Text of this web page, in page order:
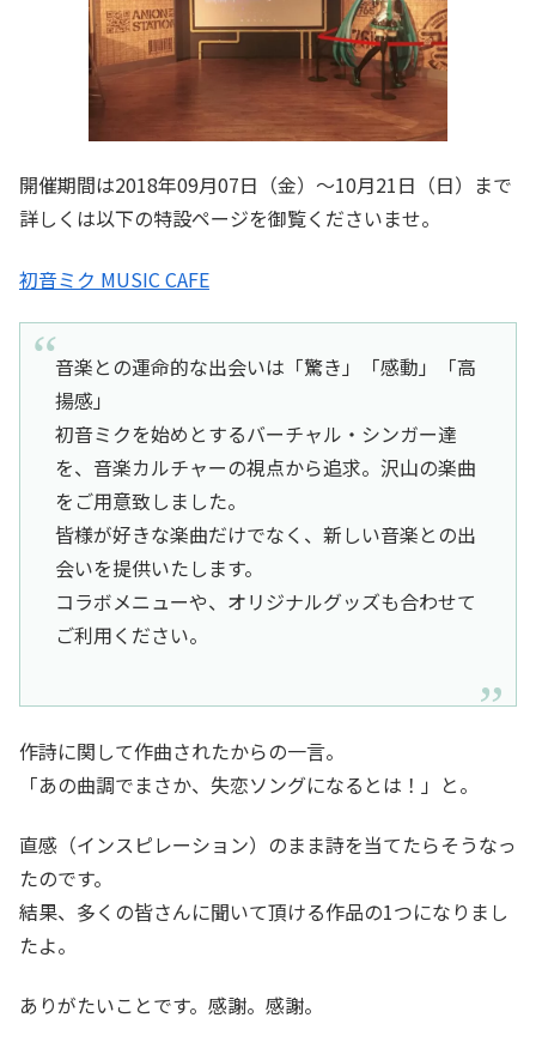
開催期間は2018年09月07日（金）～10月21日（日）まで
詳しくは以下の特設ページを御覧くださいませ。
初音ミク MUSIC CAFE
音楽との運命的な出会いは「驚き」「感動」「高
揚感」
初音ミクを始めとするバーチャル・シンガー達
を、音楽カルチャーの視点から追求。沢山の楽曲
をご用意致しました。
皆様が好きな楽曲だけでなく、新しい音楽との出
会いを提供いたします。
コラボメニューや、オリジナルグッズも合わせて
ご利用ください。
作詩に関して作曲されたからの一言。
「あの曲調でまさか、失恋ソングになるとは！」と。
直感（インスピレーション）のまま詩を当てたらそうなっ
たのです。
結果、多くの皆さんに聞いて頂ける作品の1つになりまし
たよ。
ありがたいことです。感謝。感謝。